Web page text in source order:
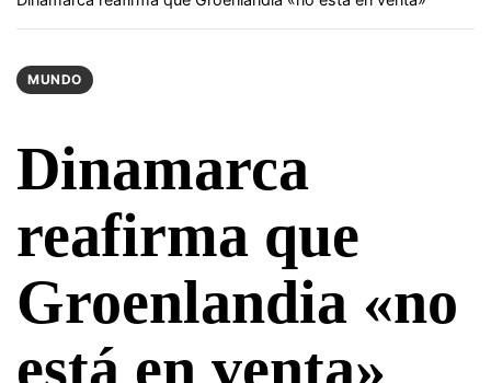
MUNDO
Dinamarca
reafirma que
Groenlandia «no
está en venta»